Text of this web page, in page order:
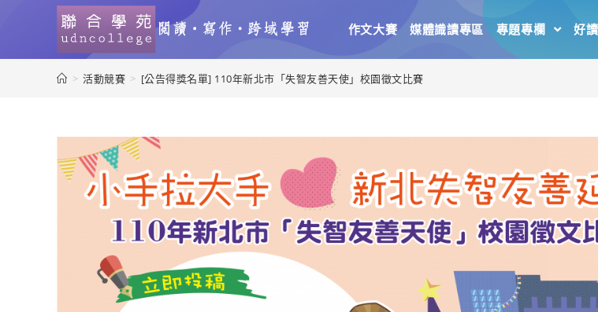
作文大賽 媒體識讀專區 專題專欄 好
> 活動競賽 > [公告得獎名單] 110年新北市「失智友善天使」校園徵文比賽